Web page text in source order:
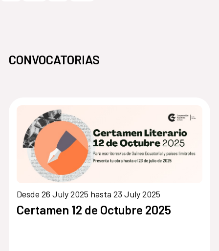
CONVOCATORIAS
Desde 26 July 2025 hasta 23 July 2025
Certamen 12 de Octubre 2025